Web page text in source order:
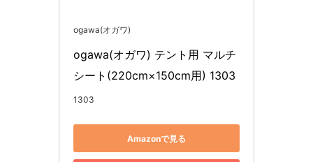
ogawa(オガワ)
ogawa(オガワ) テント用 マルチ
シート(220cm×150cm用) 1303
1303
Amazonで見る